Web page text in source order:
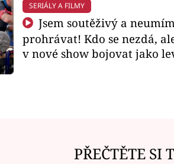
SERIÁLY A FILMY
Jsem soutěživý a neumím
prohrávat! Kdo se nezdá,
v nové show bojovat jako
PŘEČTĚTE SI